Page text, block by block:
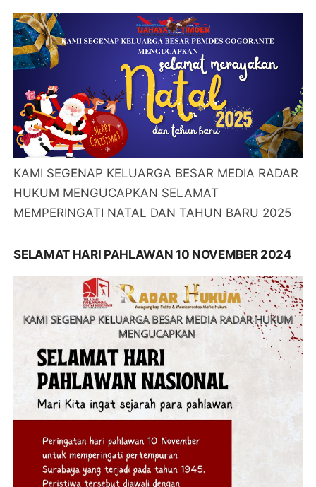
KAMI SEGENAP KELUARGA BESAR MEDIA RADAR
HUKUM MENGUCAPKAN SELAMAT
MEMPERINGATI NATAL DAN TAHUN BARU 2025
SELAMAT HARI PAHLAWAN 10 NOVEMBER 2024